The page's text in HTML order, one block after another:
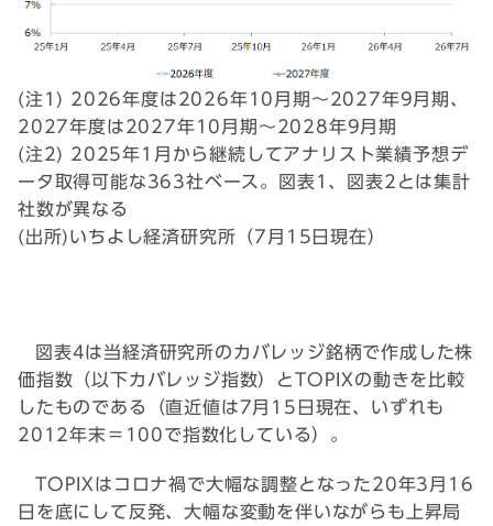
(注1) 2026年度は2026年10月期～2027年9月期、
2027年度は2027年10月期～2028年9月期
(注2) 2025年1月から継続してアナリスト業績予想デ
ータ取得可能な363社ベース。図表1、図表2とは集計
社数が異なる
(出所)いちよし経済研究所（7月15日現在）
図表4は当経済研究所のカバレッジ銘柄で作成した株
価指数（以下カバレッジ指数）とTOPIXの動きを比較
したものである（直近値は7月15日現在、いずれも
2012年末＝100で指数化している）。
TOPIXはコロナ禍で大幅な調整となった20年3月16
日を底にして反発、大幅な変動を伴いながらも上昇局